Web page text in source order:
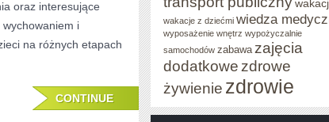
oraz interesujące
i
na różnych etapach
CONTINUE
wakacje z dziećmi wiedza
wyposażenie wnętrz wypożyczalnie
samochodów zabawa zajęcia
dodatkowe zdrowe
żywienie zdrowie